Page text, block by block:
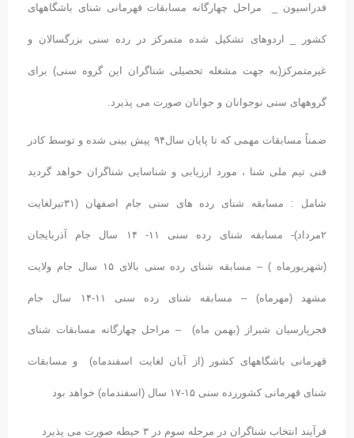
فدراسیون _ مراحل چهارگانه مسابقات قهرمانی شنای باشگاههای
کشور _ اردوهای تشکیل شده متمرکز در رده سنی بزرگسالان و
غیرمتمرکز(به جهت مشغله تحصیلی شناگران این گروه سنی) برای
گروههای سنی نوجوانان و جوانان صورت می پذیرد.
ضمناً مسابقات مهمی که تا پایان سال۹۴ پیش بینی شده و توسط کادر
فنی تیم ملی شنا ، مورد ارزیابی و شناسایی شناگران خواهد گردید
شامل : مسابقه شنای رده های سنی جام اصفهان (۳۱تیرلغایت
۲مرداد)- مسابقه شنای رده سنی ۱۱- ۱۴ سال جام آذربایجان
(شهریورماه ) – مسابقه شنای رده سنی بالای ۱۵ سال جام ولایت
مشهد (مهرماه) – مسابقه شنای رده سنی ۱۱-۱۴ سال جام
فجرپارسیان شیراز (بهمن ماه) – مراحل چهارگانه مسابقات شنای
قهرمانی باشگاههای کشور (از آبان لغایت اسفندماه) و مسابقات
شنای قهرمانی کشوررده سنی ۱۵-۱۷ سال (اسفندماه) خواهد بود
فرآیند انتخاب شناگران در مرحله سوم در ۳ حیطه صورت می پذیرد